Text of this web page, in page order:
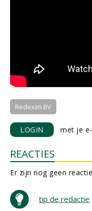
Redexim BV
LOGIN met je e-
REACTIES
Er zijn nog geen
tip de redactie